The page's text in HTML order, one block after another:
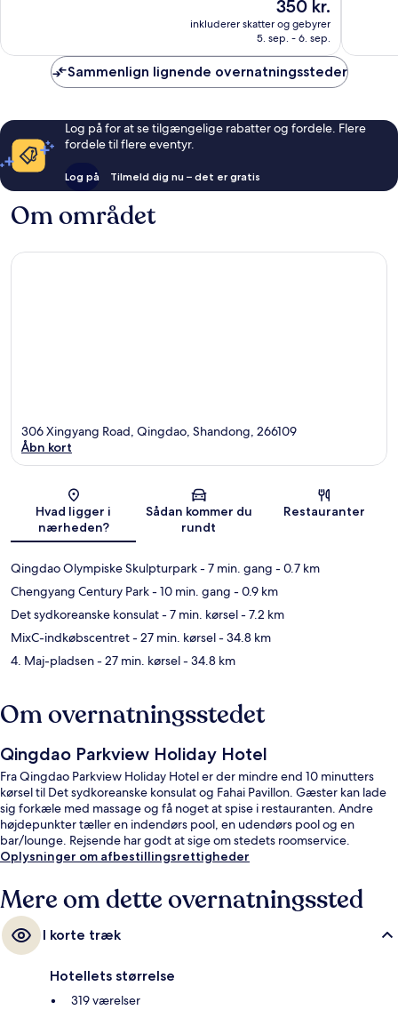
anmeldelser
350 kr.
350 kr.
inkluderer skatter og gebyrer
5. sep. - 6. sep.
Sammenlign lignende overnatningssteder
Log på for at se tilgængelige rabatter og fordele. Flere
fordele til flere eventyr.
Log på Tilmeld dig nu – det er gratis
Om området
Kort
306 Xingyang Road, Qingdao, Shandong, 266109
Åbn kort
Hvad ligger i
nærheden?
Sådan kommer du
rundt
Restauranter
Qingdao Olympiske Skulpturpark- 7 min. gang - 0.7 km
Chengyang Century Park- 10 min. gang - 0.9 km
Det sydkoreanske konsulat- 7 min. kørsel- 7.2 km
MixC-indkøbscentret- 27 min. kørsel- 34.8 km
4. Maj-pladsen- 27 min. kørsel- 34.8 km
Om overnatningsstedet
Qingdao Parkview Holiday Hotel
Fra Qingdao Parkview Holiday Hotel er der mindre end 10 minutters
kørsel til Det sydkoreanske konsulat og Fahai Pavillon. Gæster kan lade
sig forkæle med massage og få noget at spise i restauranten. Andre
højdepunkter tæller en indendørs pool, en udendørs pool og en
bar/lounge. Rejsende har godt at sige om stedets roomservice.
Oplysninger om afbestillingsrettigheder
Mere om dette overnatningssted
I korte træk
Hotellets størrelse
319 værelser